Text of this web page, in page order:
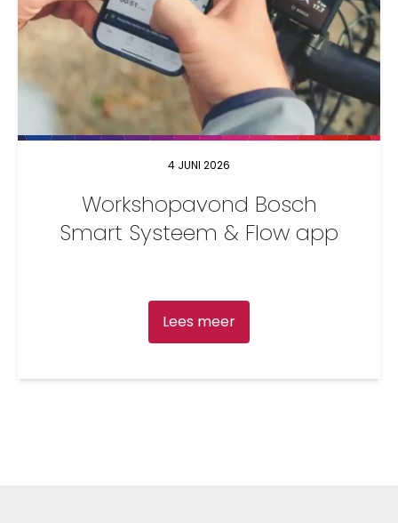
4 JUNI 2026
Workshopavond Bosch
Smart Systeem & Flow app
Lees meer